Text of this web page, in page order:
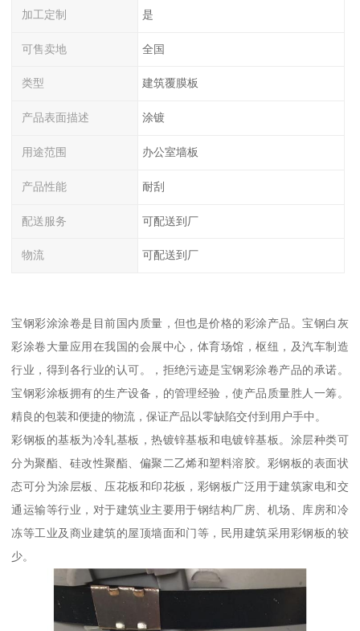
加工定制 是
可售卖地 全国
类型 建筑覆膜板
产品表面描述 涂镀
用途范围 办公室墙板
产品性能 耐刮
配送服务 可配送到厂
物流 可配送到厂
宝钢彩涂涂卷是目前国内质量，但也是价格的彩涂产品。宝钢白灰
彩涂卷大量应用在我国的会展中心，体育场馆，枢纽，及汽车制造
行业，得到各行业的认可。，拒绝污迹是宝钢彩涂卷产品的承诺。
宝钢彩涂板拥有的生产设备，的管理经验，使产品质量胜人一筹。
精良的包装和便捷的物流，保证产品以零缺陷交付到用户手中。
彩钢板的基板为冷轧基板，热镀锌基板和电镀锌基板。涂层种类可
分为聚酯、硅改性聚酯、偏聚二乙烯和塑料溶胶。彩钢板的表面状
态可分为涂层板、压花板和印花板，彩钢板广泛用于建筑家电和交
通运输等行业，对于建筑业主要用于钢结构厂房、机场、库房和冷
冻等工业及商业建筑的屋顶墙面和门等，民用建筑采用彩钢板的较
少。